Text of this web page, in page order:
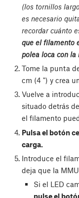
(los tornillos
es necesario
recordar cuánto
que el filamento
polea loca con la
Tome la punta
cm (4 ") y crea
Vuelve a
situado detrás
el filamento
Pulsa el botón
carga.
Introduce el
deja que la
Si el LED
pulse el